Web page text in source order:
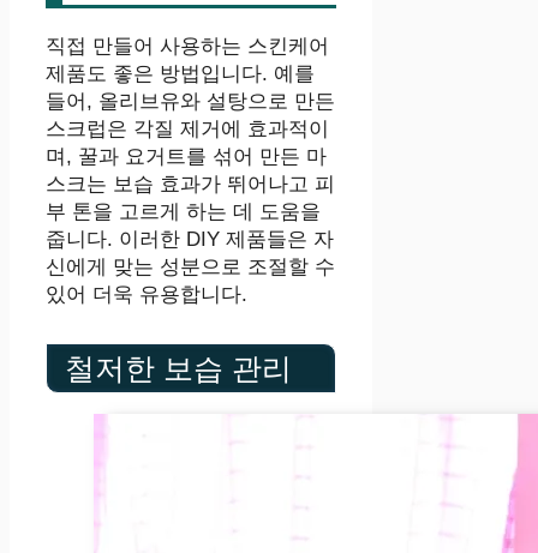
직접 만들어 사용하는 스킨케어
제품도 좋은 방법입니다. 예를
들어, 올리브유와 설탕으로 만든
스크럽은 각질 제거에 효과적이
며, 꿀과 요거트를 섞어 만든 마
스크는 보습 효과가 뛰어나고 피
부 톤을 고르게 하는 데 도움을
줍니다. 이러한 DIY 제품들은 자
신에게 맞는 성분으로 조절할 수
있어 더욱 유용합니다.
철저한 보습 관리